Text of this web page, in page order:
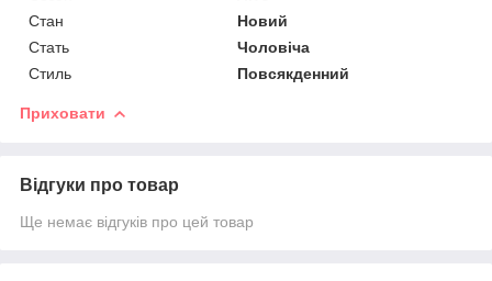
Стан
Новий
Стать
Чоловіча
Стиль
Повсякденний
Приховати
Відгуки про товар
Ще немає відгуків про цей товар